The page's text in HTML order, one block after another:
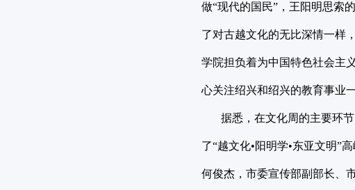
做“现代的国民”，王阳明思索
了对古越文化的无比深情一样
学院担负着为中国特色社会主
心关注绍兴和绍兴的教育事业
据悉，在文化周的主要环节
了“越文化•阳明学•东亚文明”
何俊杰，市委宣传部副部长、